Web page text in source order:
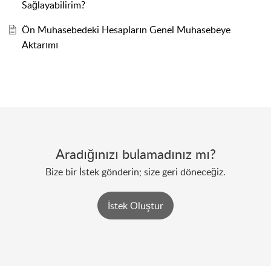
Sağlayabilirim?
Ön Muhasebedeki Hesapların Genel Muhasebeye
Aktarımı
Aradığınızı bulamadınız mı?
Bize bir İstek gönderin; size geri döneceğiz.
İstek Oluştur